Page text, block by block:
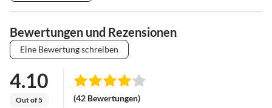
Bewertungen und Rezensionen
Eine Bewertung schreiben
4.10
Out of 5 (42 Bewertungen)